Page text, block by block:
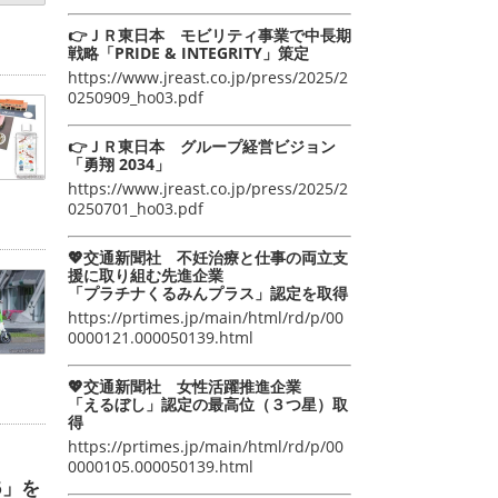
を
👉ＪＲ東日本 モビリティ事業で中長期
戦略「PRIDE & INTEGRITY」策定
https://www.jreast.co.jp/press/2025/2
0250909_ho03.pdf
👉ＪＲ東日本 グループ経営ビジョン
「勇翔 2034」
https://www.jreast.co.jp/press/2025/2
0250701_ho03.pdf
💖交通新聞社 不妊治療と仕事の両立支
援に取り組む先進企業
「プラチナくるみんプラス」認定を取得
https://prtimes.jp/main/html/rd/p/00
0000121.000050139.html
💖交通新聞社 女性活躍推進企業
「えるぼし」認定の最高位（３つ星）取
得
https://prtimes.jp/main/html/rd/p/00
0000105.000050139.html